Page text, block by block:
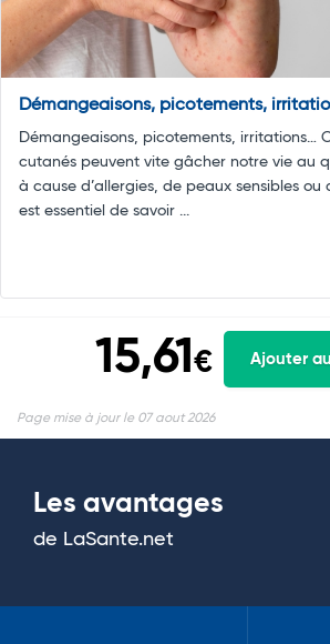
Démangeaisons, picotements,
Démangeaisons, picotements, irritations…
cutanés peuvent vite gâcher notre vie au
à cause d’allergies, de peaux sensibles ou
est essentiel de savoir ...
15,61€ Ajouter
Page mise à jour le 07 aout 2026
Les avantages
de LaSante.net